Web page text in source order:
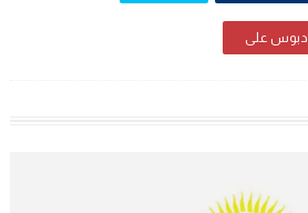
دبوس على